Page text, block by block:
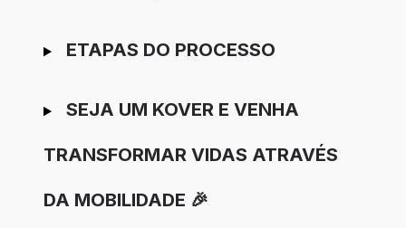
ETAPAS DO PROCESSO
SEJA UM KOVER E VENHA
TRANSFORMAR VIDAS ATRAVÉS
DA MOBILIDADE 🎉